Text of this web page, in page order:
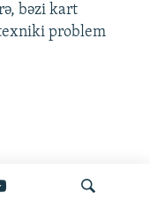
bəzi kart
problem